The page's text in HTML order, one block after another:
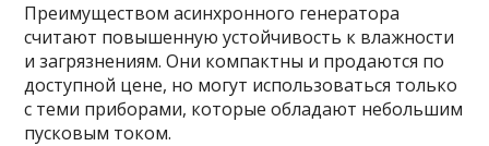
Преимуществом асинхронного генератора
считают повышенную устойчивость к влажности
и загрязнениям. Они компактны и продаются по
доступной цене, но могут использоваться только
с теми приборами, которые обладают небольшим
пусковым током.